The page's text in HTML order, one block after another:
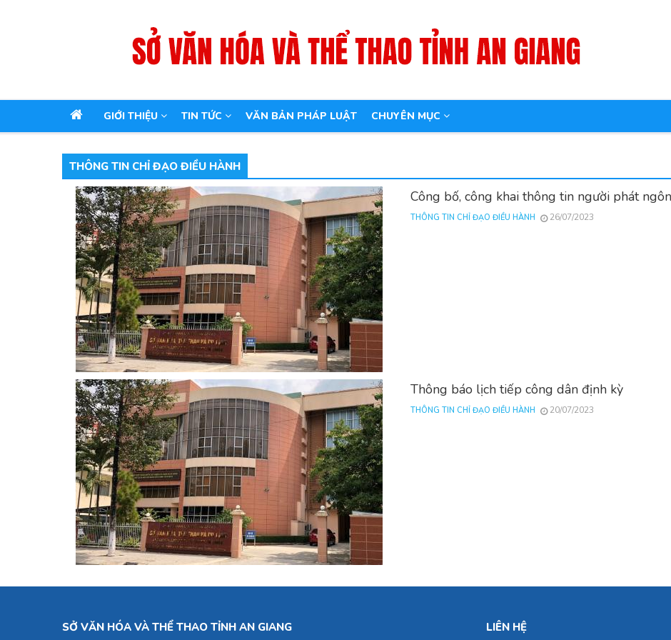
MAIN
GIỚI THIỆU TIN TỨC VĂN BẢN PHÁP LUẬT CHUYÊN MỤC
THÔNG TIN CHỈ ĐẠO ĐIỀU HÀNH
Công bố, công khai thông tin người phát ngôn
THÔNG TIN CHỈ ĐẠO ĐIỀU HÀNH 26/07/2023
Thông báo lịch tiếp công dân định kỳ
THÔNG TIN CHỈ ĐẠO ĐIỀU HÀNH 20/07/2023
SỞ VĂN HÓA VÀ THỂ THAO TỈNH AN GIANG LIÊN HỆ